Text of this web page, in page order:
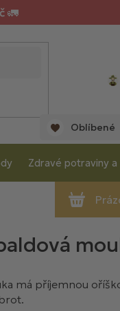
🚛
Oblíbené
Zdravé potraviny
má příjemnou